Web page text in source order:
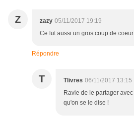
Z zazy 05/11/2017 19:19
Ce fut aussi un gros coup de
Répondre
T Tlivres 06/11/2017 13:15
Ravie de le partager
qu'on se le dise !